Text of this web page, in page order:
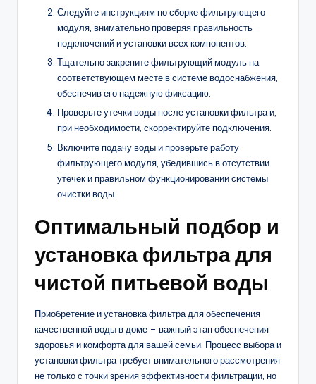
Следуйте инструкциям по сборке фильтрующего
модуля, внимательно проверяя правильность
подключений и установки всех компонентов.
Тщательно закрепите фильтрующий модуль на
соответствующем месте в системе водоснабжения,
обеспечив его надежную фиксацию.
Проверьте утечки воды после установки фильтра и,
при необходимости, скорректируйте подключения.
Включите подачу воды и проверьте работу
фильтрующего модуля, убедившись в отсутствии
утечек и правильном функционировании системы
очистки воды.
Оптимальный подбор и
установка фильтра для
чистой питьевой воды
Приобретение и установка фильтра для обеспечения
качественной воды в доме – важный этап обеспечения
здоровья и комфорта для вашей семьи. Процесс выбора и
установки фильтра требует внимательного рассмотрения
не только с точки зрения эффективности фильтрации, но